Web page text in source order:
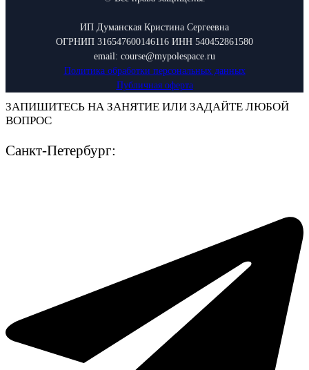
ИП Думанская Кристина Сергеевна
ОГРНИП 316547600146116 ИНН 540452861580
email: course@mypolespace.ru
Политика обработки персональных данных
Публичная оферта
ЗАПИШИТЕСЬ НА ЗАНЯТИЕ ИЛИ ЗАДАЙТЕ ЛЮБОЙ
ВОПРОС
Санкт-Петербург: